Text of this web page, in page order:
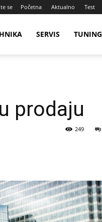
se Početna Aktualno Test
SERVIS TUNING
prodaju
249